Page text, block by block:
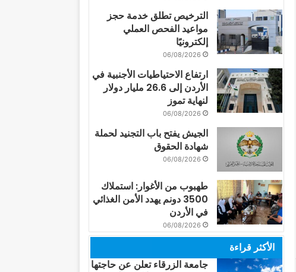
الترخيص تطلق خدمة حجز
مواعيد الفحص العملي
إلكترونيًا
06/08/2026
ارتفاع الاحتياطيات الأجنبية في
الأردن إلى 26.6 مليار دولار
لنهاية تموز
06/08/2026
الجيش يفتح باب التجنيد لحملة
شهادة الحقوق
06/08/2026
طهبوب من الأغوار: استملاك
3500 دونم يهدد الأمن الغذائي
في الأردن
06/08/2026
الأكثر قراءة
جامعة الزرقاء تعلن عن حاجتها